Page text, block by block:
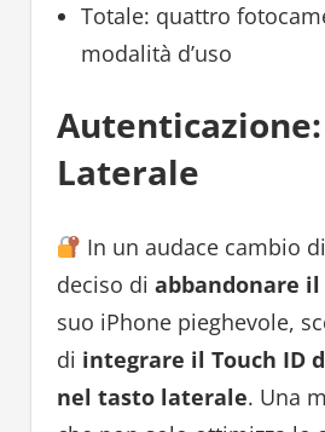
Totale: quattro
modalità d’uso
Autenticazione:
Laterale
In un audace cambio
deciso di abbandonare il
suo iPhone pieghevole,
di integrare il Touch ID
nel tasto laterale. Una